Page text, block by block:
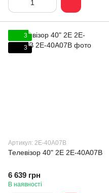
3
3
Артикул: 2E-40A07B
Телевізор 40" 2E 2E-40A07B
6 639 грн
В наявності